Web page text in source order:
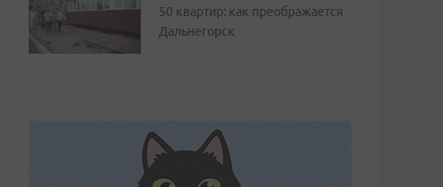
50 квартир: как преображается
Дальнегорск